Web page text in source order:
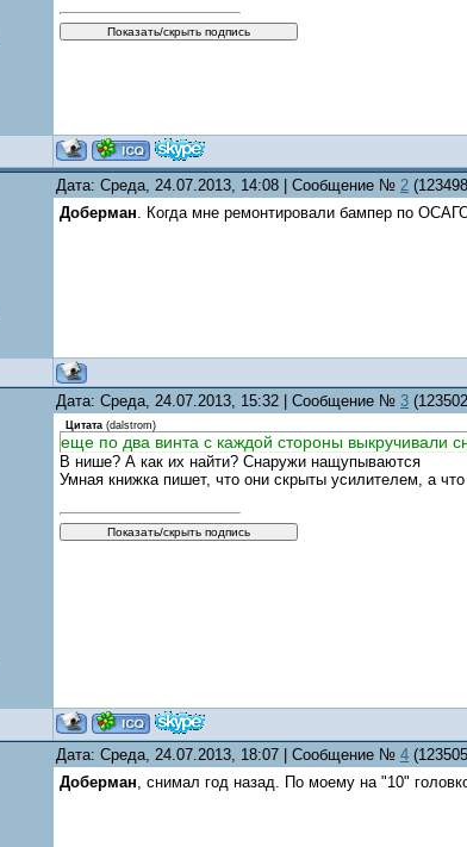
Дата: Среда, 24.07.2013, 14:08 | Сообщение № 2
Доберман. Когда мне ремонтировали бампер по
Дата: Среда, 24.07.2013, 15:32 | Сообщение № 3
Цитата (dalstrom)
еще по два винта с каждой стороны выкручивали
В нише? А как их найти? Снаружи нащупываются
Умная книжка пишет, что они скрыты усилителем, а
Дата: Среда, 24.07.2013, 18:07 | Сообщение № 4
Доберман, снимал год назад. По моему на "10"